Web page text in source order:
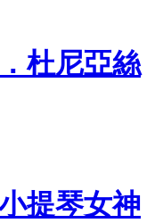
杜尼亞絲
提琴女神